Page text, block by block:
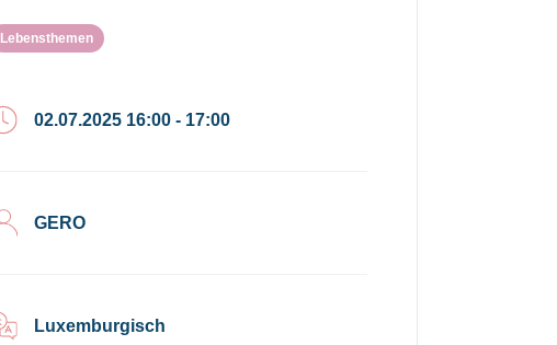
Lebensthemen
02.07.2025 16:00 - 17:00
GERO
Luxemburgisch